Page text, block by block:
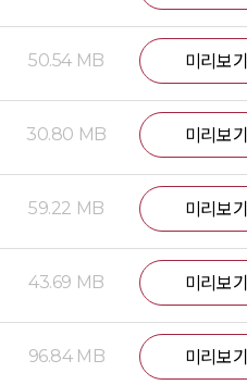
50.54 MB 미리보기
30.80 MB 미리보기
59.22 MB 미리보기
43.69 MB 미리보기
96.84 MB 미리보기